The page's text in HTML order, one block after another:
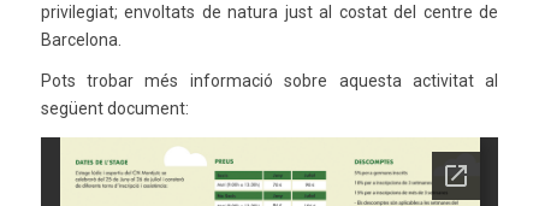
privilegiat; envoltats de natura just al costat del centre de
Barcelona.
Pots trobar més informació sobre aquesta activitat al
següent document: